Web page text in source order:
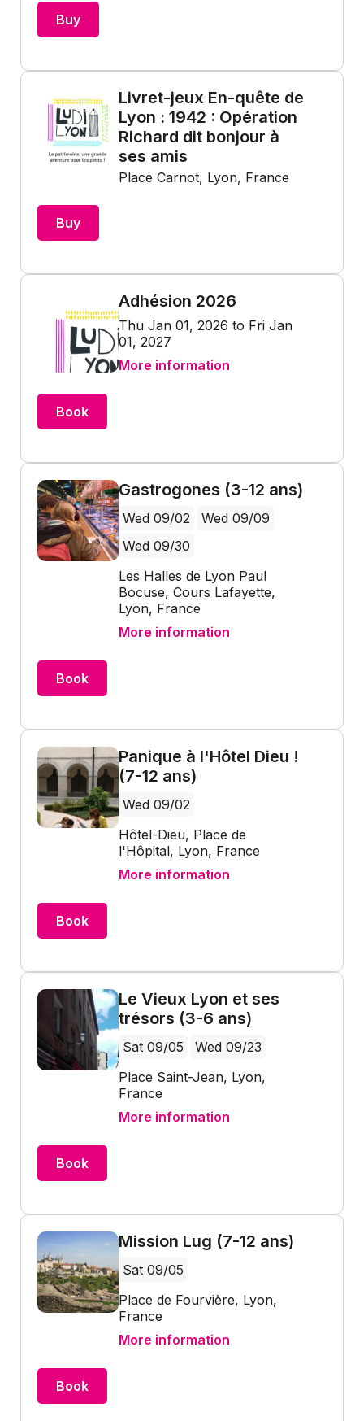
Buy
Livret-jeux En-quête de
Lyon : 1942 : Opération
Richard dit bonjour à
ses amis
Place Carnot, Lyon, France
Buy
Adhésion 2026
Thu Jan 01, 2026 to Fri Jan
01, 2027
More information
Book
Gastrogones (3-12 ans)
Wed 09/02
Wed 09/09
Wed 09/30
Les Halles de Lyon Paul
Bocuse, Cours Lafayette,
Lyon, France
More information
Book
Panique à l'Hôtel Dieu !
(7-12 ans)
Wed 09/02
Hôtel-Dieu, Place de
l'Hôpital, Lyon, France
More information
Book
Le Vieux Lyon et ses
trésors (3-6 ans)
Sat 09/05
Wed 09/23
Place Saint-Jean, Lyon,
France
More information
Book
Mission Lug (7-12 ans)
Sat 09/05
Place de Fourvière, Lyon,
France
More information
Book